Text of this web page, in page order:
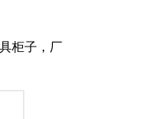
柜子，厂